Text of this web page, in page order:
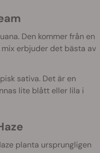
Den kommer från en
erbjuder det bästa av
sativa. Det är en
lite blått eller lila i
planta ursprungligen